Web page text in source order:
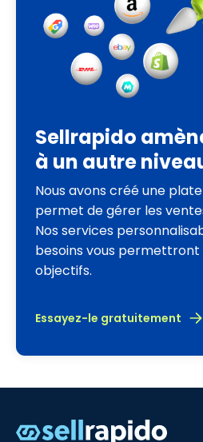
Sellrapido
à un autre
Nous avons créé une
permet de gérer les
Nos services
besoins vous
objectifs.
Essayez-le gratuitement